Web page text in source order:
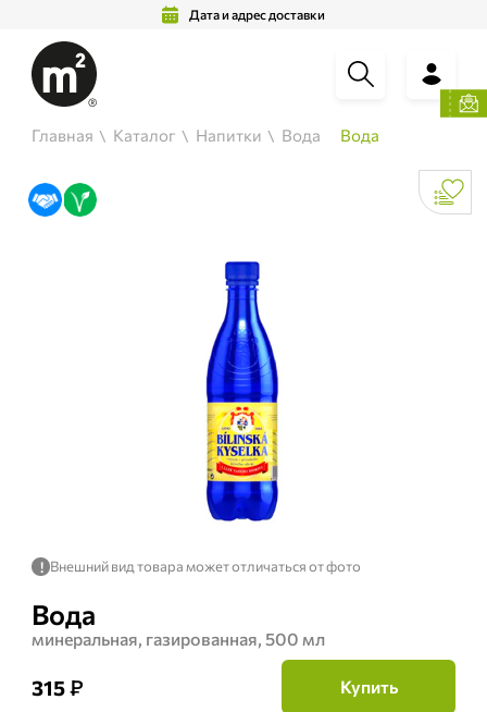
Дата и адрес доставки
Главная Каталог Напитки Вода Вода
! Внешний вид товара может отличаться от фото
Вода
минеральная, газированная, 500 мл
315₽ Купить